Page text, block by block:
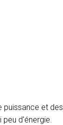
puissance et des
d'énergie.